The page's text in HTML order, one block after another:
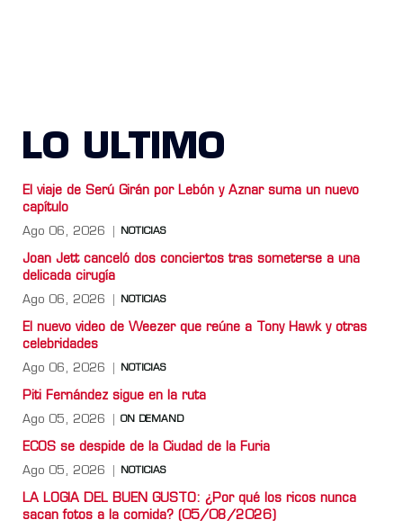
LO ULTIMO
El viaje de Serú Girán por Lebón y Aznar suma un nuevo
capítulo
Ago 06, 2026 NOTICIAS
Joan Jett canceló dos conciertos tras someterse a una
delicada cirugía
Ago 06, 2026 NOTICIAS
El nuevo video de Weezer que reúne a Tony Hawk y otras
celebridades
Ago 06, 2026 NOTICIAS
Piti Fernández sigue en la ruta
Ago 05, 2026 ON DEMAND
ECOS se despide de la Ciudad de la Furia
Ago 05, 2026 NOTICIAS
LA LOGIA DEL BUEN GUSTO: ¿Por qué los ricos nunca
sacan fotos a la comida? (05/08/2026)